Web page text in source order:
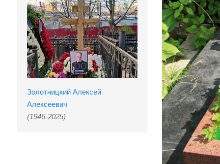
Золотницкий Алексей
Алексеевич
(1946-2025)